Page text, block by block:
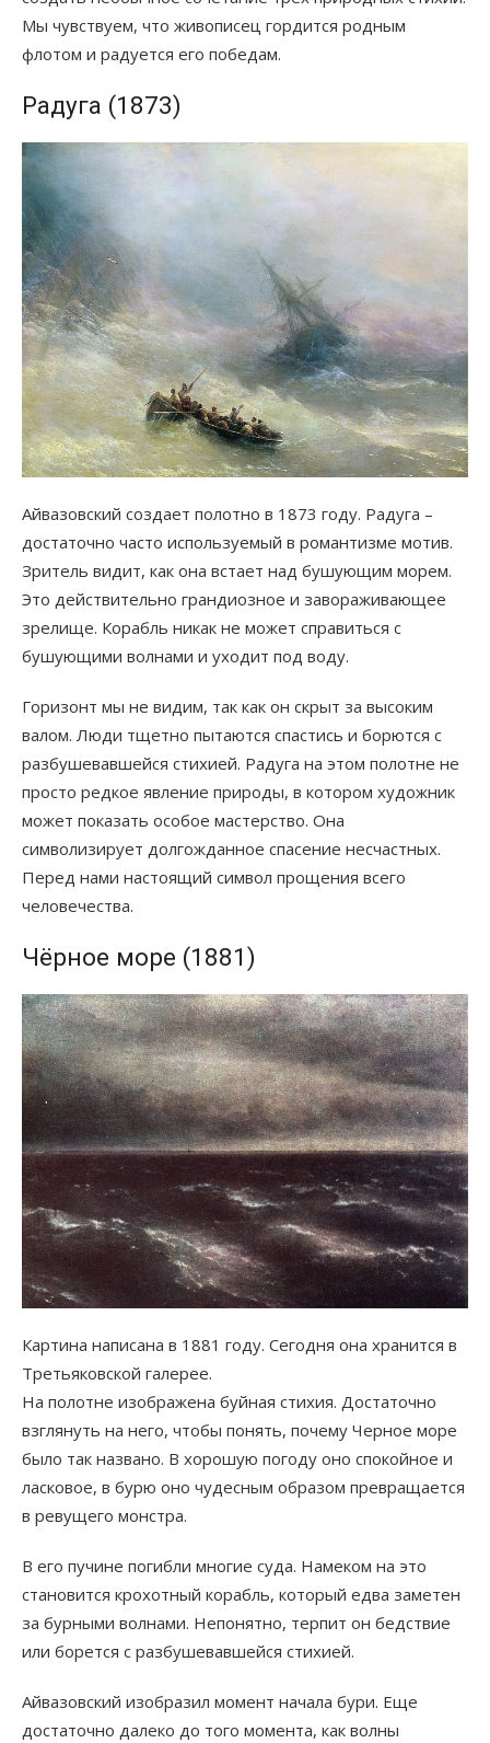
Мы чувствуем, что живописец гордится родным
флотом и радуется его победам.
Радуга (1873)
Айвазовский создает полотно в 1873 году. Радуга –
достаточно часто используемый в романтизме мотив.
Зритель видит, как она встает над бушующим морем.
Это действительно грандиозное и завораживающее
зрелище. Корабль никак не может справиться с
бушующими волнами и уходит под воду.
Горизонт мы не видим, так как он скрыт за высоким
валом. Люди тщетно пытаются спастись и борются с
разбушевавшейся стихией. Радуга на этом полотне не
просто редкое явление природы, в котором художник
может показать особое мастерство. Она
символизирует долгожданное спасение несчастных.
Перед нами настоящий символ прощения всего
человечества.
Чёрное море (1881)
Картина написана в 1881 году. Сегодня она хранится в
Третьяковской галерее.
На полотне изображена буйная стихия. Достаточно
взглянуть на него, чтобы понять, почему Черное море
было так названо. В хорошую погоду оно спокойное и
ласковое, в бурю оно чудесным образом превращается
в ревущего монстра.
В его пучине погибли многие суда. Намеком на это
становится крохотный корабль, который едва заметен
за бурными волнами. Непонятно, терпит он бедствие
или борется с разбушевавшейся стихией.
Айвазовский изобразил момент начала бури. Еще
достаточно далеко до того момента, как волны